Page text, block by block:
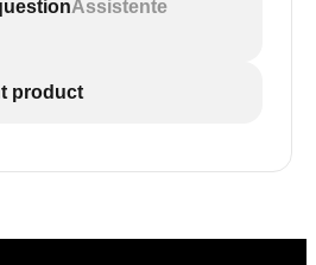
Assistente
product